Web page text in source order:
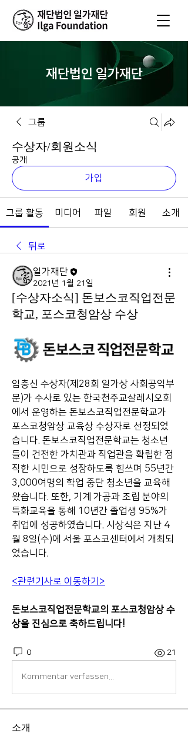
재단법인 일가재단
그룹
수상자/회원소식
공개
가입
그룹 활동 미디어 파일 회원 소개
뒤로
일가재단
2021년 1월 21일
[수상자소식] 돈보스코직업전문
학교, 포스코청암상 수상
임충신 수상자(제28회 일가상 사회공익부
문)가 수사로 있는 한국천주교살레시오회
에서 운영하는 돈보스코직업전문학교가
포스코청암상 교육상 수상자로 선정되었
습니다. 돈보스코직업전문학교는 청소년
들이 건전한 가치관과 직업관을 확립한 정
직한 시민으로 성장하도록 힘쓰며 55년간
3,000여명의 학업 중단 청소년을 교육해
왔습니다. 또한, 기계 가공과 조립 분야의
특화교육을 통해 10년간 졸업생 95%가
취업에 성공하였습니다. 시상식은 지난 4
월 8일(수)에 서울 포스코센터에서 개최되
었습니다.
<관련기사로 이동하기>
돈보스코직업전문학교의 포스코청암상 수
상을 진심으로 축하드립니다!
0 21
Kommentar verfassen...
소개